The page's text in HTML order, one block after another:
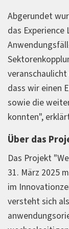
Abgerundet
das Experience
dass wir einen
sowie die
konnten",
Über das
Das Projekt
31. März 2025
im
versteht sich